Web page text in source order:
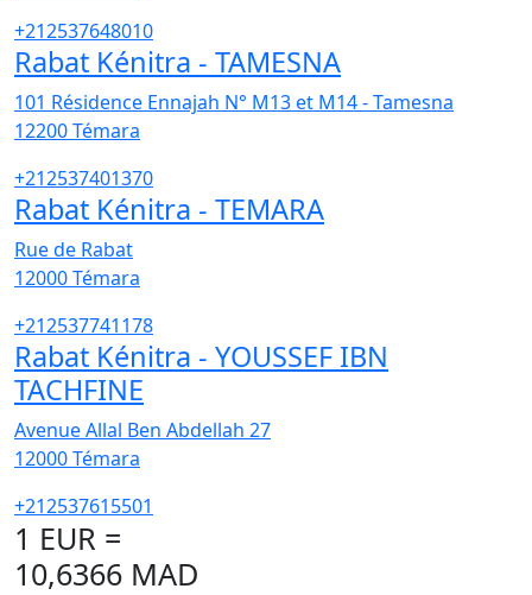
+212537648010
Rabat Kénitra - TAMESNA
101 Résidence Ennajah N° M13 et M14 - Tamesna
12200Témara
+212537401370
Rabat Kénitra - TEMARA
Rue de Rabat
12000Témara
+212537741178
Rabat Kénitra - YOUSSEF IBN
TACHFINE
Avenue Allal Ben Abdellah 27
12000Témara
+212537615501
1 EUR =
10,6366 MAD